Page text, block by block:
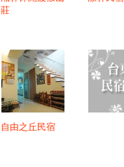
莊
自由之丘民宿